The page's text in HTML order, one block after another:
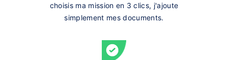
choisis ma mission en 3 clics, j'ajoute
simplement mes documents.